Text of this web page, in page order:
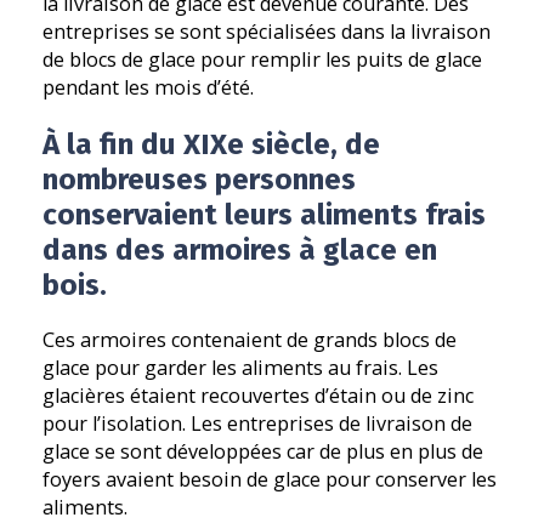
entreprises se sont spécialisées dans la livraison
de blocs de glace pour remplir les puits de glace
pendant les mois d’été.
À la fin du XIXe siècle, de
nombreuses personnes
conservaient leurs aliments frais
dans des armoires à glace en
bois.
Ces armoires contenaient de grands blocs de
glace pour garder les aliments au frais. Les
glacières étaient recouvertes d’étain ou de zinc
pour l’isolation. Les entreprises de livraison de
glace se sont développées car de plus en plus de
foyers avaient besoin de glace pour conserver les
aliments.